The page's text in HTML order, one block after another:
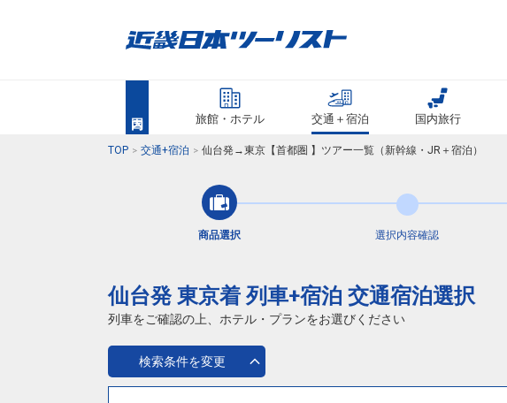
旅館・ホテル 交通＋宿泊 国内旅行
TOP 交通+宿泊 仙台発→東京【首都圏 】ツアー一覧（新幹線・JR＋宿泊）
商品選択 選択内容確認
仙台発 東京着 列車+宿泊 交通宿泊選択
列車をご確認の上、ホテル・プランをお選びください
検索条件を変更